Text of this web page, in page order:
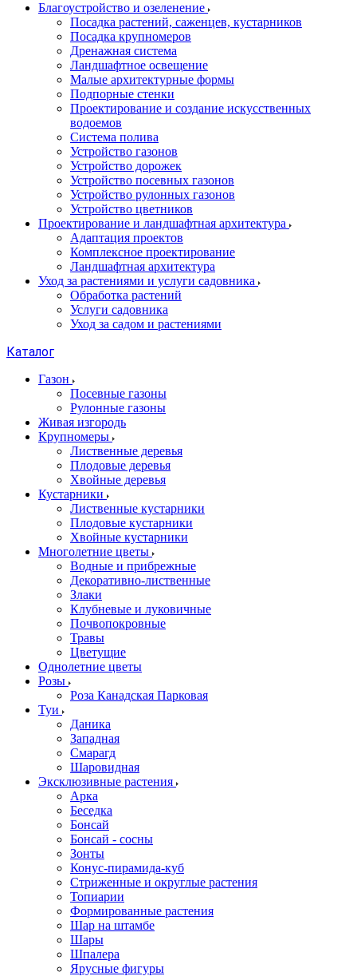
Благоустройство и озеленение
Посадка растений, саженцев, кустарников
Посадка крупномеров
Дренажная система
Ландшафтное освещение
Малые архитектурные формы
Подпорные стенки
Проектирование и создание искусственных
водоемов
Система полива
Устройство газонов
Устройство дорожек
Устройство посевных газонов
Устройство рулонных газонов
Устройство цветников
Проектирование и ландшафтная архитектура
Адаптация проектов
Комплексное проектирование
Ландшафтная архитектура
Уход за растениями и услуги садовника
Обработка растений
Услуги садовника
Уход за садом и растениями
Каталог
Газон
Посевные газоны
Рулонные газоны
Живая изгородь
Крупномеры
Лиственные деревья
Плодовые деревья
Хвойные деревья
Кустарники
Лиственные кустарники
Плодовые кустарники
Хвойные кустарники
Многолетние цветы
Водные и прибрежные
Декоративно-лиственные
Злаки
Клубневые и луковичные
Почвопокровные
Травы
Цветущие
Однолетние цветы
Розы
Роза Канадская Парковая
Туи
Даника
Западная
Смарагд
Шаровидная
Эксклюзивные растения
Арка
Беседка
Бонсай
Бонсай - сосны
Зонты
Конус-пирамида-куб
Стриженные и округлые растения
Топиарии
Формированные растения
Шар на штамбе
Шары
Шпалера
Ярусные фигуры